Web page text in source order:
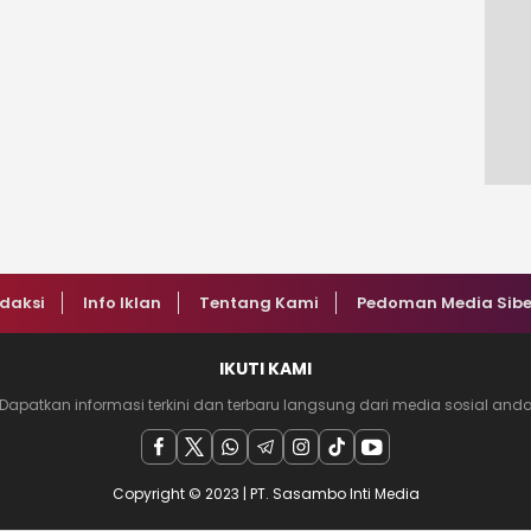
Info Iklan Tentang Kami Pedoman Media
IKUTI KAMI
informasi terkini dan terbaru langsung dari media sosial anda
Copyright © 2023 | PT. Sasambo Inti Media